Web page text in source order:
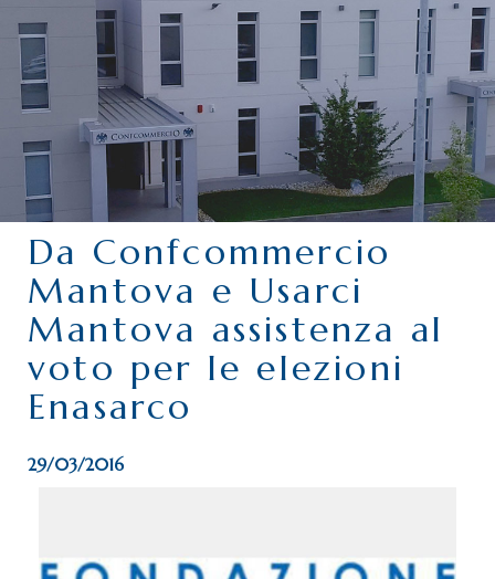
CHI SIAMO
SERVIZI
CATEGORIE
DELEGAZIONI
ATTIVITÀ STORICHE
PERIODICO
PERCHÉ ASSOCIARSI?
DOVE SIAMO
CONTATTI
Da Confcommercio
Mantova e Usarci
Mantova assistenza al
voto per le elezioni
Enasarco
29/03/2016